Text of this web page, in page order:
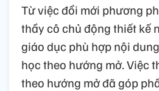
Từ việc đổi mới phương
thầy cô chủ động thiết kế
giáo dục phù hợp nội
học theo hướng mở. Việc
theo hướng mở đã góp